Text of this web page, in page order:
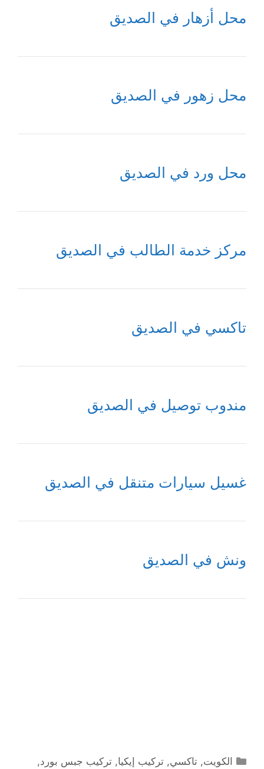
محل أزهار في الصديق
محل زهور في الصديق
محل ورد في الصديق
مركز خدمة الطالب في الصديق
تاكسي في الصديق
مندوب توصيل في الصديق
غسيل سيارات متنقل في الصديق
ونش في الصديق
التصنيفات
الكويت,تاكسي,تركيب إيكيا,تركيب جبس بورد,